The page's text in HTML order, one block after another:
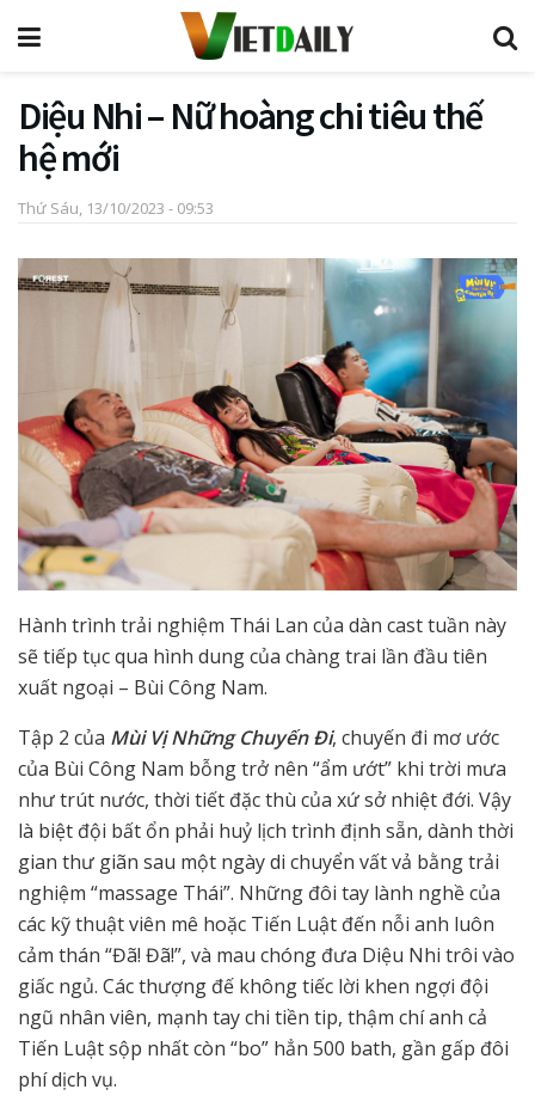
Diệu Nhi – Nữ hoàng chi tiêu thế
hệ mới
Thứ Sáu, 13/10/2023 - 09:53
Hành trình trải nghiệm Thái Lan của dàn cast tuần này
sẽ tiếp tục qua hình dung của chàng trai lần đầu tiên
xuất ngoại – Bùi Công Nam.
Tập 2 của Mùi Vị Những Chuyến Đi, chuyến đi mơ ước
của Bùi Công Nam bỗng trở nên “ẩm ướt” khi trời mưa
như trút nước, thời tiết đặc thù của xứ sở nhiệt đới. Vậy
là biệt đội bất ổn phải huỷ lịch trình định sẵn, dành thời
gian thư giãn sau một ngày di chuyển vất vả bằng trải
nghiệm “massage Thái”. Những đôi tay lành nghề của
các kỹ thuật viên mê hoặc Tiến Luật đến nỗi anh luôn
cảm thán “Đã! Đã!”, và mau chóng đưa Diệu Nhi trôi vào
giấc ngủ. Các thượng đế không tiếc lời khen ngợi đội
ngũ nhân viên, mạnh tay chi tiền tip, thậm chí anh cả
Tiến Luật sộp nhất còn “bo” hẳn 500 bath, gần gấp đôi
phí dịch vụ.